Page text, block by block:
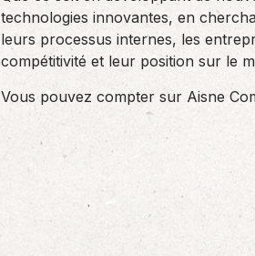
technologies innovantes, en
leurs processus internes, les
compétitivité et leur position sur le
Vous pouvez compter sur Aisne